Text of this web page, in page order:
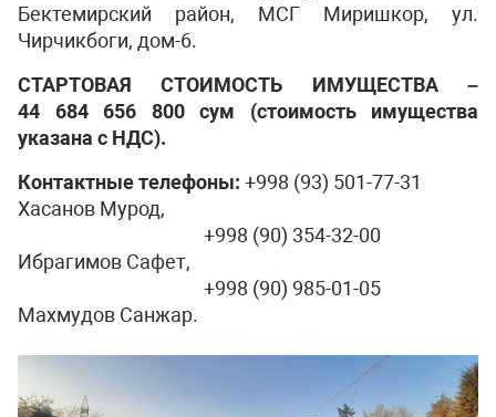
Бектемирский район, МСГ Миришкор, ул.
Чирчикбоги, дом-6.
СТАРТОВАЯ CТОИМОСТЬ ИМУЩЕСТВА–
44 684 656 800 сум (стоимость имущества
указана с НДС).
Контактные телефоны: +998 (93) 501-77-31
Хасанов Мурод,
+998 (90) 354-32-00
Ибрагимов Сафет,
+998 (90) 985-01-05
Махмудов Санжар.